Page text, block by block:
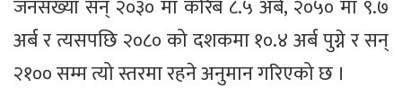
जनसंख्या सन् २०३० मा करिब ८.५ अर्ब, २०५० मा ९.७
अर्ब र त्यसपछि २०८० को दशकमा १०.४ अर्ब पुग्ने र सन्
२१०० सम्म त्यो स्तरमा रहने अनुमान गरिएको छ ।